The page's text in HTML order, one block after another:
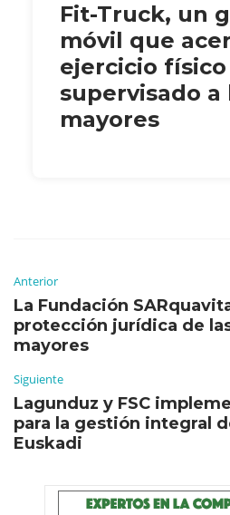
Fit-Truck, un
móvil que
ejercicio físico
supervisado a
mayores
Anterior
La Fundación
protección jurídica de
mayores
Siguiente
Lagunduz y FSC
para la gestión integral
Euskadi